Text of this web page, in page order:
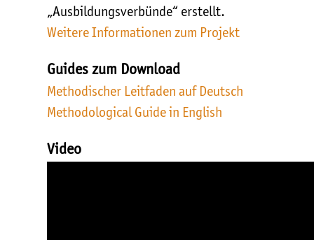
„Ausbildungsverbünde“ erstellt.
Weitere Informationen zum Projekt
Guides zum Download
Methodischer Leitfaden auf Deutsch
Methodological Guide in English
Video